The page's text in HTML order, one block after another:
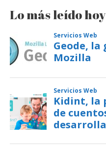
Lo más leído hoy